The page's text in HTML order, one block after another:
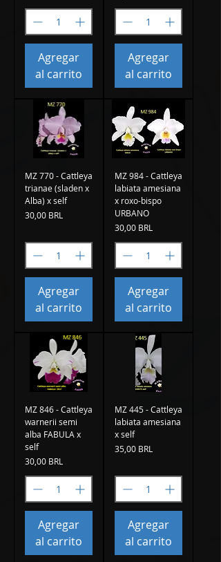
Agregar
al carrito
Agregar
al carrito
MZ 770 - Cattleya
trianae (sladen x
Alba) x self
Precio
30,00 BRL
Agregar
al carrito
MZ 984 - Cattleya
labiata amesiana
x roxo-bispo
URBANO
Precio
30,00 BRL
Agregar
al carrito
MZ 846 - Cattleya
warnerii semi
alba FABULA x
self
Precio
30,00 BRL
Agregar
al carrito
MZ 445 - Cattleya
labiata amesiana
x self
Precio
35,00 BRL
Agregar
al carrito